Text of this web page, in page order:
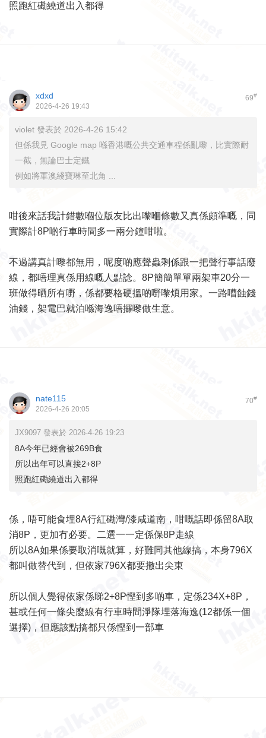
照跑紅磡繞道出入都得
69#
xdxd
2026-4-26 19:43
violet 發表於 2026-4-26 15:42
但係我見 Google map 喺香港嘅公共交通車程係亂嚟，比實際耐
一截，無論巴士定鐵
例如將軍澳綫寶琳至北角 ...
咁後來話我計錯數嗰位版友比出嚟嗰條數又真係頗準嘅，同
實際計8P啲行車時間多一兩分鐘咁啦。
不過講真計嚟都無用，呢度啲應聲蟲剩係跟一把聲行事話廢
線，都唔理真係用線嘅人點諗。8P簡簡單單兩架車20分一
班做得晒所有嘢，係都要格硬搵啲嘢嚟煩用家。一路嘈蝕錢
油錢，架電巴就泊喺海逸唔攞嚟做生意。
70#
nate115
2026-4-26 20:05
JX9097 發表於 2026-4-26 19:23
8A今年已經會被269B食
所以出年可以直接2+8P
照跑紅磡繞道出入都得
係，唔可能食埋8A行紅磡灣/漆咸道南，咁嘅話即係留8A取
消8P，更加冇必要。二選一一定係保8P走線
所以8A如果係要取消嘅就算，好難同其他線搞，本身796X
都叫做替代到，但依家796X都要撤出尖東
所以個人覺得依家係睇2+8P慳到多啲車，定係234X+8P，
甚或任何一條尖麼線有行車時間淨隊埋落海逸(12都係一個
選擇)，但應該點搞都只係慳到一部車